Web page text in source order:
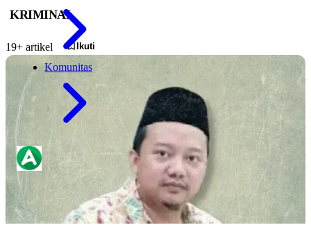
Komunitas
KRIMINAL
19+ artikel Ikuti